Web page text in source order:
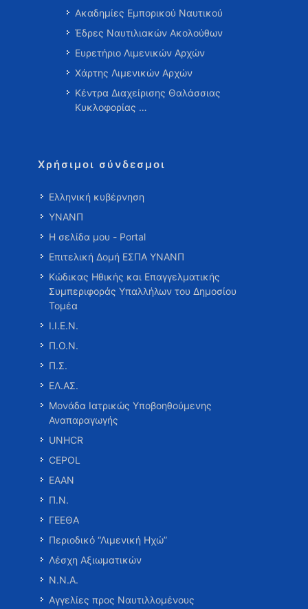
Ακαδημίες Εμπορικού Ναυτικού
Έδρες Ναυτιλιακών Ακολούθων
Ευρετήριο Λιμενικών Αρχών
Χάρτης Λιμενικών Αρχών
Κέντρα Διαχείρισης Θαλάσσιας
Κυκλοφορίας …
Χρήσιμοι σύνδεσμοι
Ελληνική κυβέρνηση
ΥΝΑΝΠ
Η σελίδα μου - Portal
Επιτελική Δομή ΕΣΠΑ ΥΝΑΝΠ
Κώδικας Ηθικής και Επαγγελματικής
Συμπεριφοράς Υπαλλήλων του Δημοσίου
Τομέα
Ι.Ι.Ε.Ν.
Π.Ο.Ν.
Π.Σ.
ΕΛ.ΑΣ.
Μονάδα Ιατρικώς Υποβοηθούμενης
Αναπαραγωγής
UNHCR
CEPOL
ΕΑΑΝ
Π.Ν.
ΓΕΕΘΑ
Περιοδικό “Λιμενική Ηχώ”
Λέσχη Αξιωματικών
Ν.Ν.Α.
Αγγελίες προς Ναυτιλλομένους